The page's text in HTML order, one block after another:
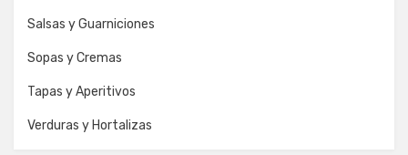
Salsas y Guarniciones
Sopas y Cremas
Tapas y Aperitivos
Verduras y Hortalizas